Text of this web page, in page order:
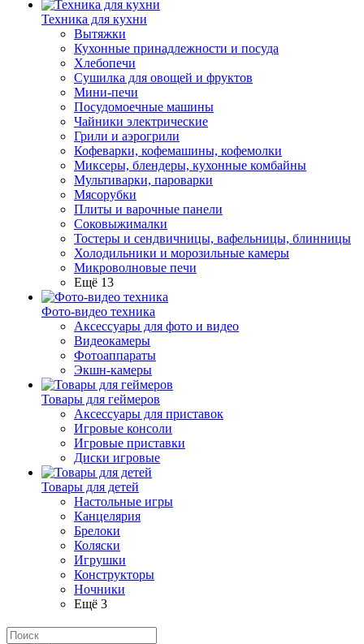
Техника для кухни
Вытяжки
Кухонные принадлежности и посуда
Хлебопечи
Сушилка для овощей и фруктов
Мини-печи
Посудомоечные машины
Чайники электрические
Грили и аэрогрили
Кофеварки, кофемашины, кофемолки
Миксеры, блендеры, кухонные комбайны
Мультиварки, пароварки
Мясорубки
Плиты и варочные панели
Соковыжималки
Тостеры и сендвичницы, вафельницы, блинницы
Холодильники и морозильные камеры
Микроволновые печи
Ещё 13
Фото-видео техника
Аксессуары для фото и видео
Видеокамеры
Фотоаппараты
Экшн-камеры
Товары для геймеров
Аксессуары для приставок
Игровые консоли
Игровые приставки
Диски игровые
Товары для детей
Настольные игры
Канцелярия
Брелоки
Коляски
Игрушки
Конструкторы
Ночники
Ещё 3